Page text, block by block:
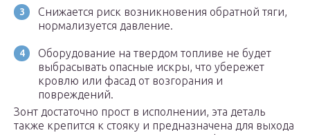
Снижается риск возникновения обратной тяги,
нормализуется давление.
Оборудование на твердом топливе не будет
выбрасывать опасные искры, что убережет
кровлю или фасад от возгорания и
повреждений.
Зонт достаточно прост в исполнении, эта деталь
также крепится к стояку и предназначена для выхода